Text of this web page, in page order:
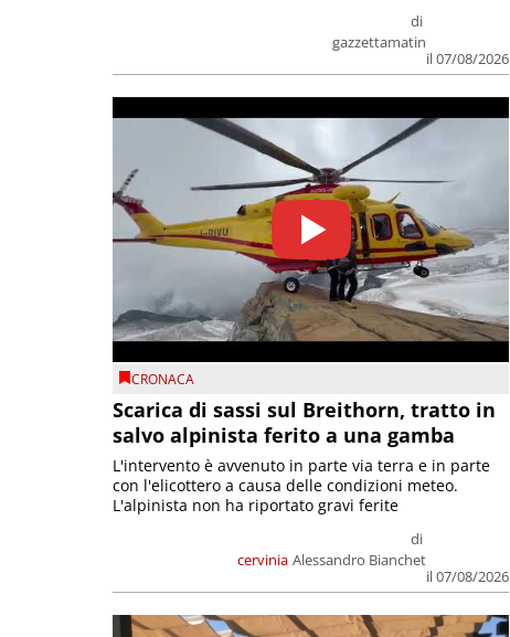
di
gazzettamatin
il 07/08/2026
CRONACA
Scarica di sassi sul Breithorn, tratto in
salvo alpinista ferito a una gamba
cervinia
di
Alessandro Bianchet
il 07/08/2026
L'intervento è avvenuto in parte via terra e in parte
con l'elicottero a causa delle condizioni meteo.
L'alpinista non ha riportato gravi ferite